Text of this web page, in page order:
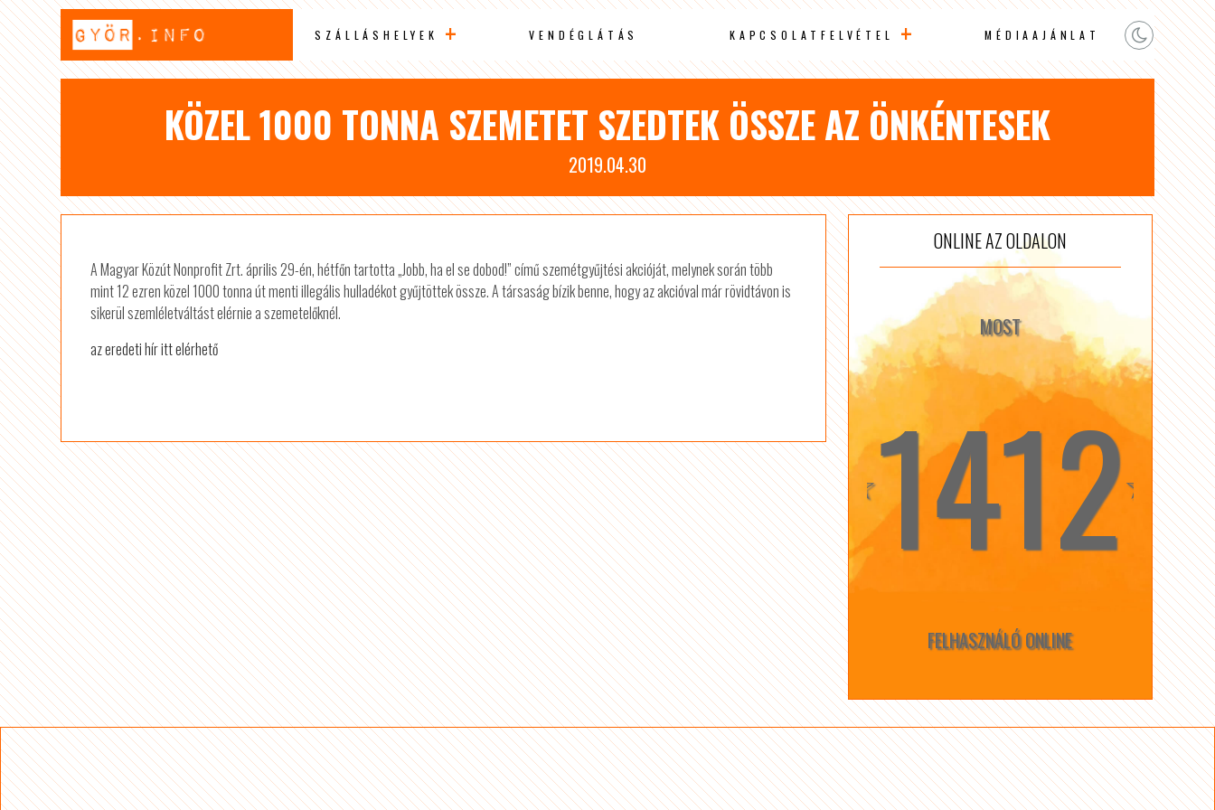
SZÁLLÁSHELYEK VENDÉGLÁTÁS KAPCSOLATFELVÉTEL MÉDIAAJÁNLAT
KÖZEL 1000 TONNA SZEMETET SZEDTEK ÖSSZE AZ ÖNKÉNTESEK
2019.04.30
A Magyar Közút Nonprofit Zrt. április 29-én, hétfőn tartotta „Jobb, ha el se dobod!” című szemétgyűjtési akcióját, melynek során több
mint 12 ezren közel 1000 tonna út menti illegális hulladékot gyűjtöttek össze. A társaság bízik benne, hogy az akcióval már rövidtávon is
sikerül szemléletváltást elérnie a szemetelőknél.
az eredeti hír itt elérhető
ONLINE AZ OLDALON
MOST
☆1412☆
FELHASZNÁLÓ ONLINE